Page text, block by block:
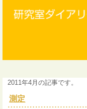
2011年4月の記事です。
測定